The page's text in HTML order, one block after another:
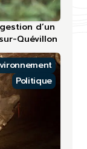
d’un
Quévillon
Politique